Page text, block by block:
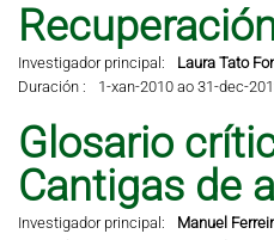
Investigador principal:
Laura Tato
Duración :
1-xan-2010 ao 31-dec-
Glosario
Cantigas de
Investigador principal:
Manuel